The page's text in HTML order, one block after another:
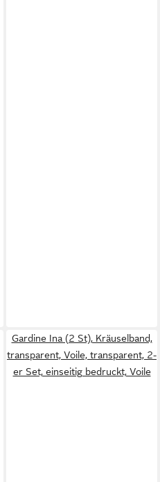
Gardine Ina (2 St), Kräuselband,
transparent, Voile, transparent, 2-
er Set, einseitig bedruckt, Voile